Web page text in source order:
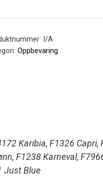
I/A
Oppbevaring
Karibia, F1326 Capri,
F1238 Karneval,
Just Blue